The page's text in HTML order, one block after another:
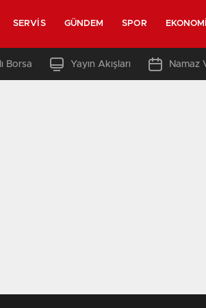
SERVIS GÜNDEM SPOR EKONOMI
Borsa Yayın Akışları Namaz